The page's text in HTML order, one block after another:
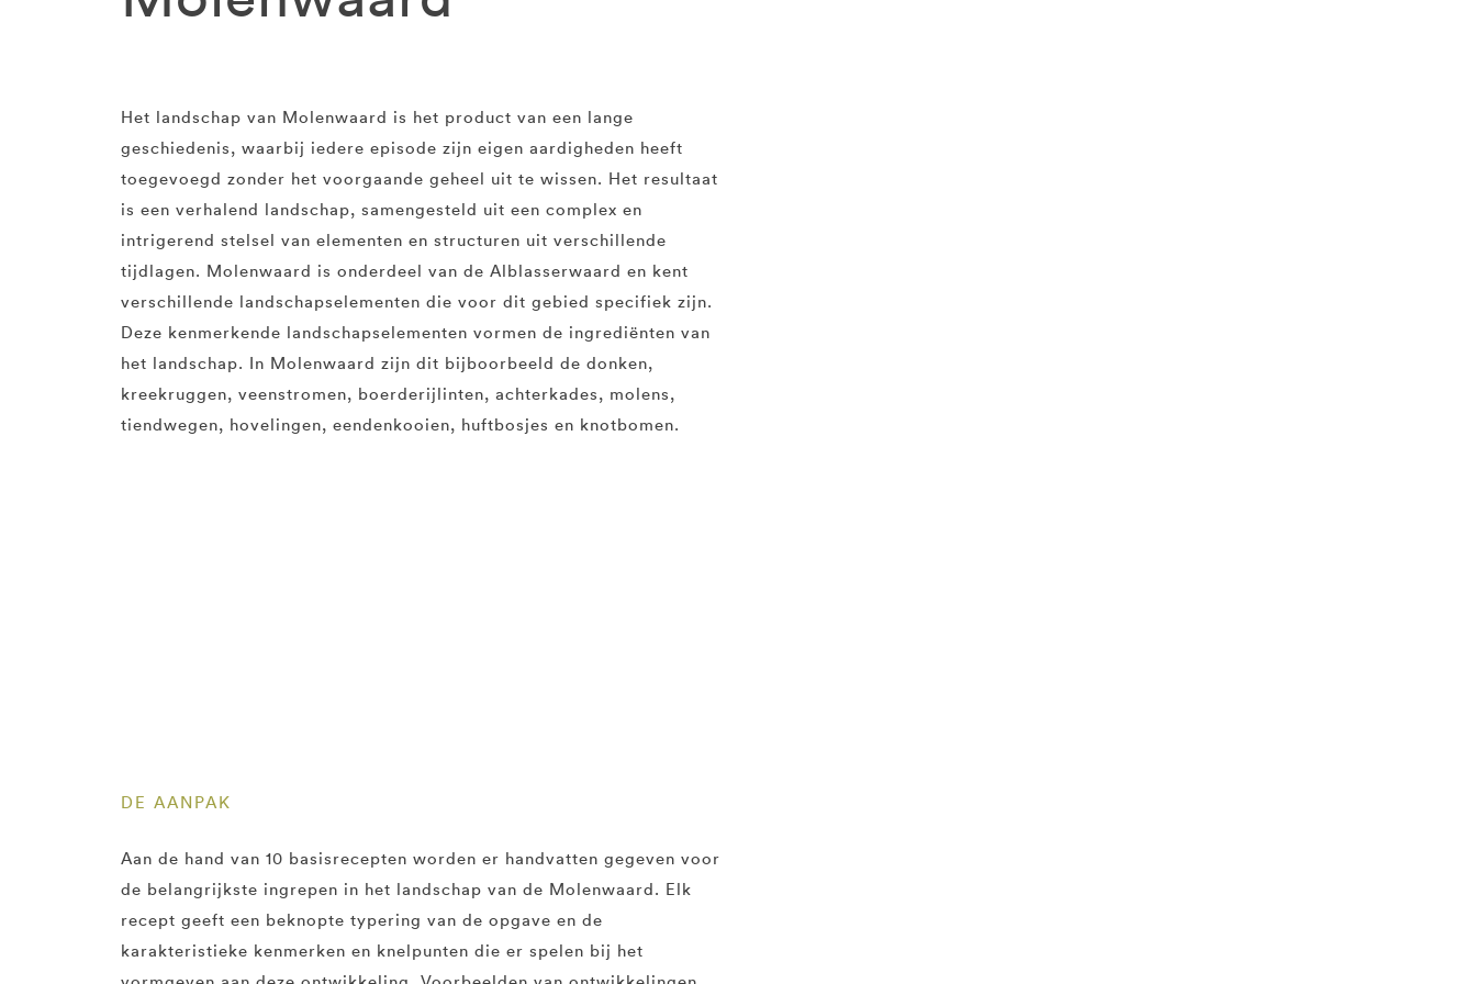
Het landschap van Molenwaard is het product van een lange
geschiedenis, waarbij iedere episode zijn eigen aardigheden heeft
toegevoegd zonder het voorgaande geheel uit te wissen. Het resultaat
is een verhalend landschap, samengesteld uit een complex en
intrigerend stelsel van elementen en structuren uit verschillende
tijdlagen. Molenwaard is onderdeel van de Alblasserwaard en kent
verschillende landschapselementen die voor dit gebied specifiek zijn.
Deze kenmerkende landschapselementen vormen de ingrediënten van
het landschap. In Molenwaard zijn dit bijboorbeeld de donken,
kreekruggen, veenstromen, boerderijlinten, achterkades, molens,
tiendwegen, hovelingen, eendenkooien, huftbosjes en knotbomen.
DE AANPAK
Aan de hand van 10 basisrecepten worden er handvatten gegeven voor
de belangrijkste ingrepen in het landschap van de Molenwaard. Elk
recept geeft een beknopte typering van de opgave en de
karakteristieke kenmerken en knelpunten die er spelen bij het